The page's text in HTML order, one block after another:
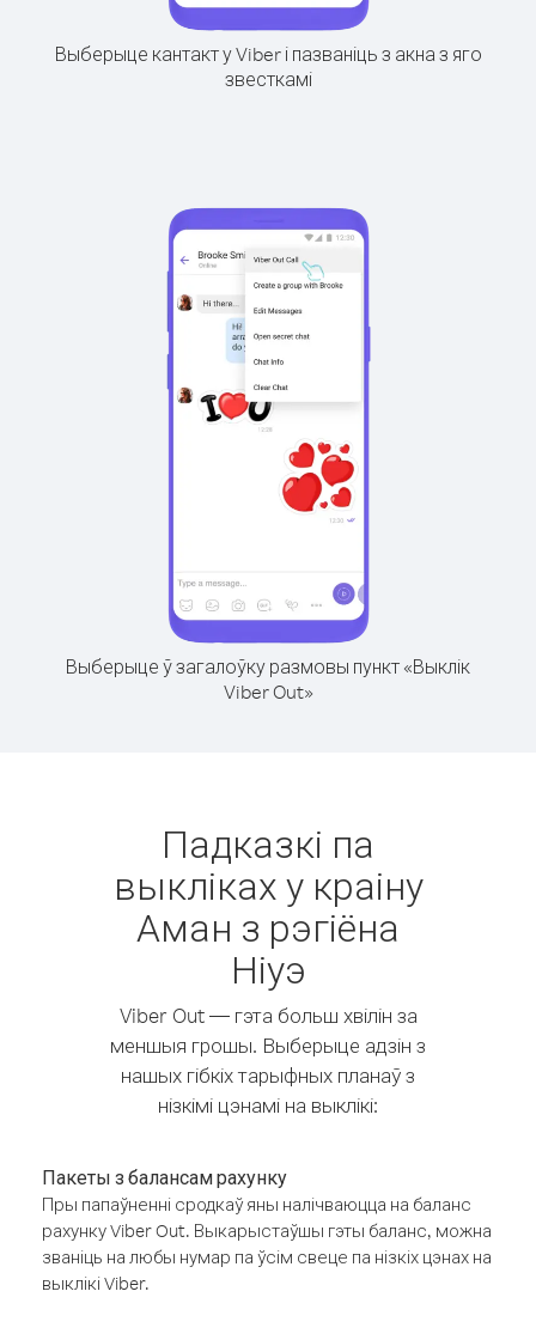
Выберыце кантакт у Viber і пазваніць з акна з яго
звесткамі
Выберыце ў загалоўку размовы пункт «Выклік
Viber Out»
Падказкі па
выкліках у краіну
Аман з рэгіёна
Ніуэ
Viber Out — гэта больш хвілін за
меншыя грошы. Выберыце адзін з
нашых гібкіх тарыфных планаў з
нізкімі цэнамі на выклікі:
Пакеты з балансам рахунку
Пры папаўненні сродкаў яны налічваюцца на баланс
рахунку Viber Out. Выкарыстаўшы гэты баланс, можна
званіць на любы нумар па ўсім свеце па нізкіх цэнах на
выклікі Viber.